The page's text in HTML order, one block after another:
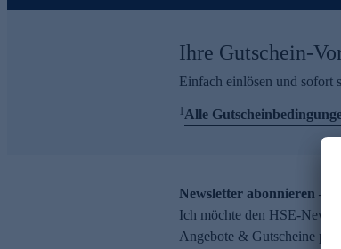
Ihre Gutschein-
Einfach einlösen und sofort
1Alle
Newsletter abonnieren –
Ich möchte den HSE-
Angebote & Gutscheine